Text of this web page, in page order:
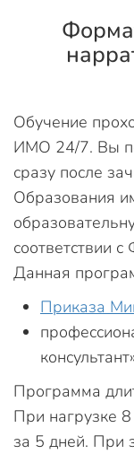
Обучение
ИМО 24/7. Вы
сразу после
Образования
соответствии
Данная
Приказа
Программа
При нагрузке
за 5 дней. При